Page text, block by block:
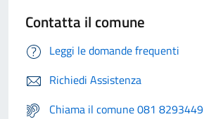
Contatta il comune
Leggi le domande frequenti
Richiedi Assistenza
Chiama il comune 081 8293449